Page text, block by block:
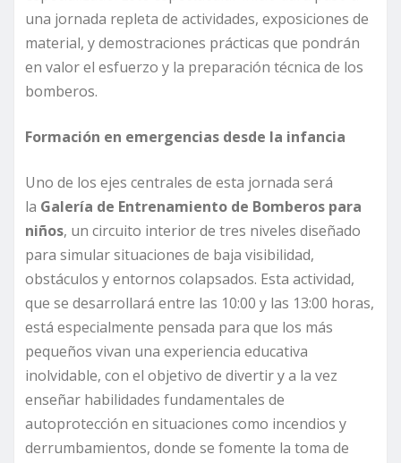
una jornada repleta de actividades, exposiciones de
material, y demostraciones prácticas que pondrán
en valor el esfuerzo y la preparación técnica de los
bomberos.
Formación en emergencias desde la infancia
Uno de los ejes centrales de esta jornada será
la Galería de Entrenamiento de Bomberos para
niños, un circuito interior de tres niveles diseñado
para simular situaciones de baja visibilidad,
obstáculos y entornos colapsados. Esta actividad,
que se desarrollará entre las 10:00 y las 13:00 horas,
está especialmente pensada para que los más
pequeños vivan una experiencia educativa
inolvidable, con el objetivo de divertir y a la vez
enseñar habilidades fundamentales de
autoprotección en situaciones como incendios y
derrumbamientos, donde se fomente la toma de